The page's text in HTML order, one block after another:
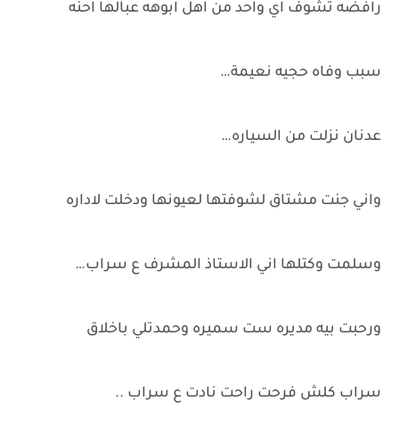
رافضه تشوف اي واحد من اهل ابوهه عبالها احنه
سبب وفاه حجيه نعيمة…
عدنان نزلت من السياره…
واني جنت مشتاق لشوفتها لعيونها ودخلت لاداره
وسلمت وكتلها اني الاستاذ المشرف ع سراب…
ورحبت بيه مديره ست سميره وحمدتلي باخلاق
سراب كلش فرحت راحت نادت ع سراب ..